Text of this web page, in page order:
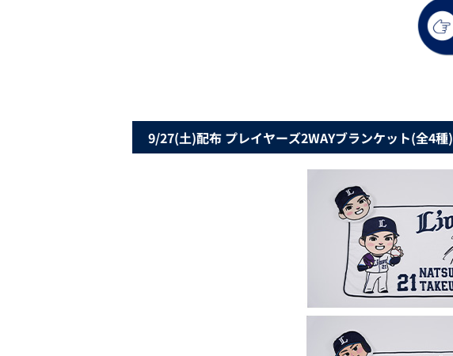
9/27(土)配布 プレイヤーズ2WAYブランケット(全4種)